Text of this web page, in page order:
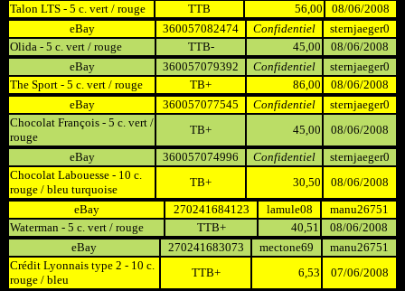
Talon LTS - 5 c. vert / rouge
TTB 56,00
08/06/2008
eBay
360057082474 Confidentiel
sternjaeger0
Olida - 5 c. vert / rouge
TTB- 45,00
08/06/2008
eBay
360057079392 Confidentiel
sternjaeger0
The Sport - 5 c. vert / rouge
TB+ 86,00
08/06/2008
eBay
360057077545 Confidentiel
sternjaeger0
Chocolat François - 5 c. vert /
rouge
TB+ 45,00
08/06/2008
eBay
360057074996 Confidentiel
sternjaeger0
Chocolat Labouesse - 10 c.
rouge / bleu turquoise
TB+ 30,50
08/06/2008
eBay
270241684123 lamule08
manu26751
Waterman - 5 c. vert / rouge
TTB+ 40,51
08/06/2008
eBay
270241683073 mectone69
manu26751
Crédit Lyonnais type 2 - 10 c.
rouge / bleu
TTB+ 6,53
07/06/2008